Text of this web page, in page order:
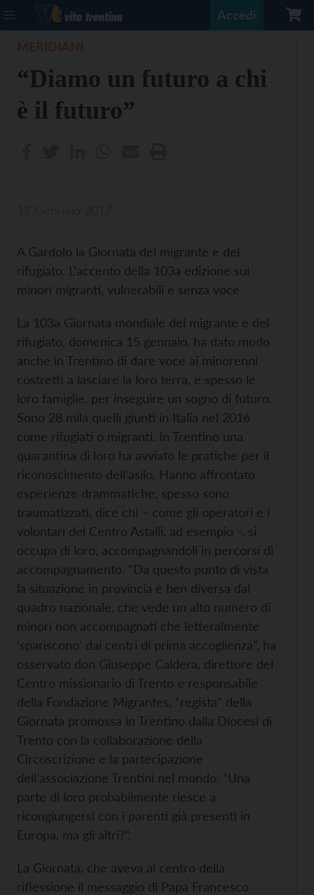
Accedi
“Diamo un futuro a chi
è il futuro”
A Gardolo la Giornata del migrante e del
rifugiato. L’accento della 103a edizione sui
minori migranti, vulnerabili e senza voce
La 103a Giornata mondiale del migrante e del
rifugiato, domenica 15 gennaio, ha dato modo
anche in Trentino di dare voce ai minorenni
costretti a lasciare la loro terra, e spesso le
loro famiglie, per inseguire un sogno di futuro.
Sono 28 mila quelli giunti in Italia nel 2016
come rifugiati o migranti. In Trentino una
quarantina di loro ha avviato le pratiche per il
riconoscimento dell'asilo. Hanno affrontato
esperienze drammatiche, spesso sono
traumatizzati, dice chi – come gli operatori e i
volontari del Centro Astalli, ad esempio -, si
occupa di loro, accompagnandoli in percorsi di
accompagnamento. “Da questo punto di vista
la situazione in provincia è ben diversa dal
quadro nazionale, che vede un alto numero di
minori non accompagnati che letteralmente
‘spariscono’ dai centri di prima accoglienza”, ha
osservato don Giuseppe Caldera, direttore del
Centro missionario di Trento e responsabile
della Fondazione Migrantes, “regista” della
Giornata promossa in Trentino dalla Diocesi di
Trento con la collaborazione della
Circoscrizione e la partecipazione
dell’associazione Trentini nel mondo. “Una
parte di loro probabilmente riesce a
ricongiungersi con i parenti già presenti in
Europa, ma gli altri?”.
La Giornata, che aveva al centro della
riflessione il messaggio di Papa Francesco